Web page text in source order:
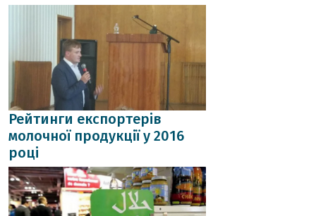
Рейтинги експортерів
молочної продукції у 2016
році